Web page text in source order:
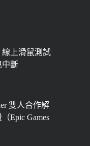
上滑鼠測試
中斷
雙人合作解
Epic Games